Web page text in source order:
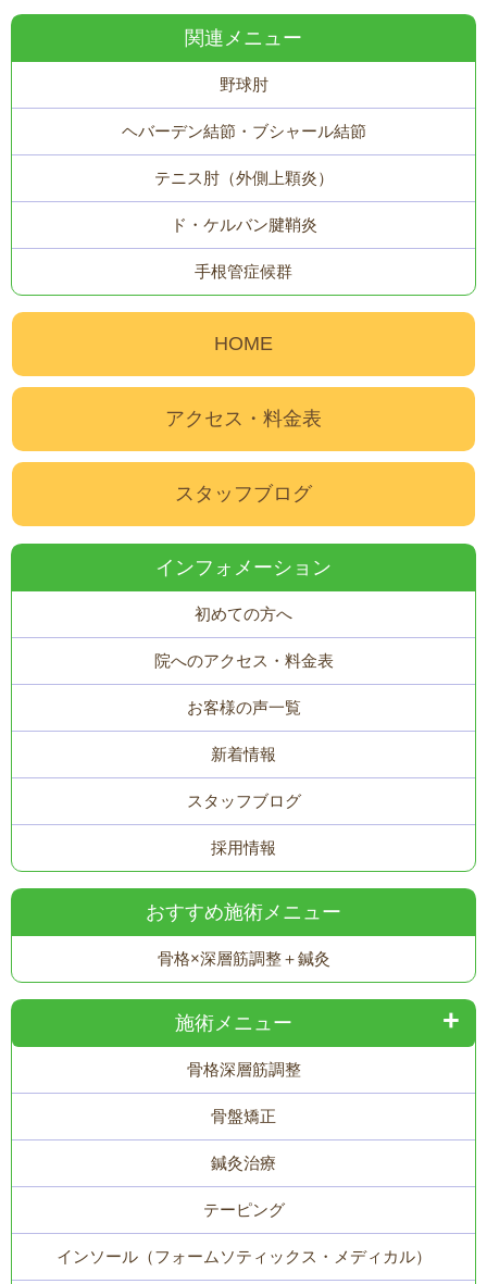
関連メニュー
野球肘
ヘバーデン結節・ブシャール結節
テニス肘（外側上顆炎）
ド・ケルバン腱鞘炎
手根管症候群
HOME
アクセス・料金表
スタッフブログ
インフォメーション
初めての方へ
院へのアクセス・料金表
お客様の声一覧
新着情報
スタッフブログ
採用情報
おすすめ施術メニュー
骨格×深層筋調整＋鍼灸
施術メニュー
骨格深層筋調整
骨盤矯正
鍼灸治療
テーピング
インソール（フォームソティックス・メディカル）